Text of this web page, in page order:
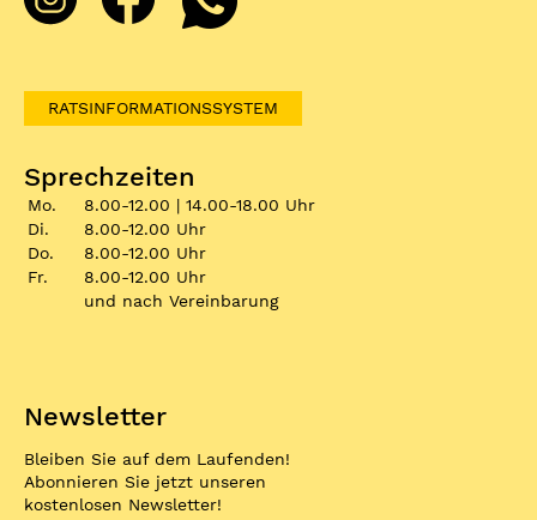
RATSINFORMATIONSSYSTEM
Sprechzeiten
Mo.
8.00-12.00 | 14.00-18.00 Uhr
Di.
8.00-12.00 Uhr
Do.
8.00-12.00 Uhr
Fr.
8.00-12.00 Uhr
und nach Vereinbarung
Newsletter
Bleiben Sie auf dem Laufenden!
Abonnieren Sie jetzt unseren
kostenlosen Newsletter!